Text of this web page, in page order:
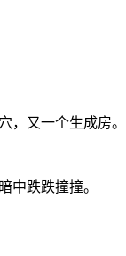
，又一个生成房。
中跌跌撞撞。